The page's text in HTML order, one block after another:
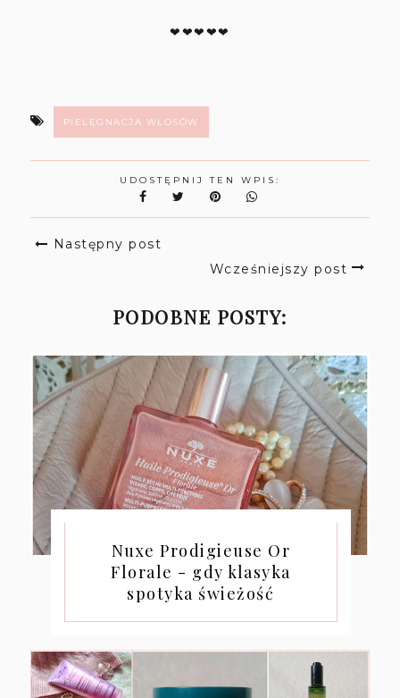
❤❤❤❤❤
PIELĘGNACJA WŁOSÓW
UDOSTĘPNIJ TEN WPIS:
Następny post
Wcześniejszy post
PODOBNE POSTY:
Nuxe Prodigieuse Or
Florale - gdy klasyka
spotyka świeżość